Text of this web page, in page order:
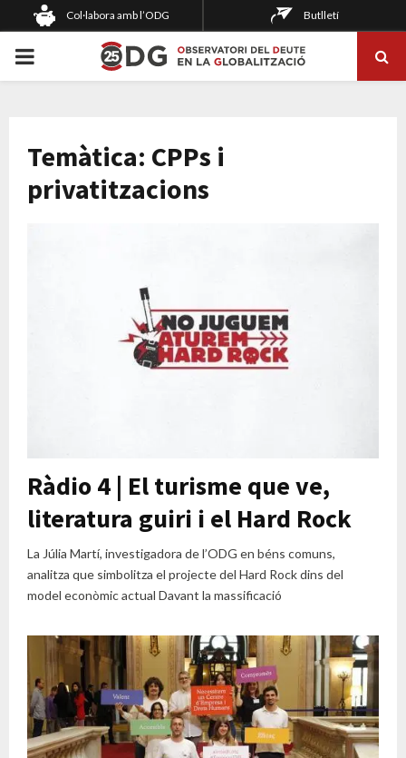
Col·labora amb l’ODG Butlletí
PRIMARY
Temàtica: CPPs i
privatitzacions
Ràdio 4 | El turisme que ve,
literatura guiri i el Hard Rock
La Júlia Martí, investigadora de l’ODG en béns comuns,
analitza que simbolitza el projecte del Hard Rock dins del
model econòmic actual Davant la massificació